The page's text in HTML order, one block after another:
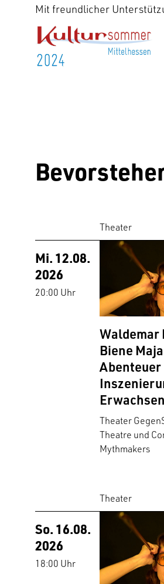
Mit freundlicher
Theater
Mi. 12.08.
2026
20:00 Uhr
Waldemar
Biene
Theater
Theatre und
Mythmakers
Theater
So. 16.08.
2026
18:00 Uhr